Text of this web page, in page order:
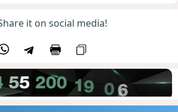
it on social media!